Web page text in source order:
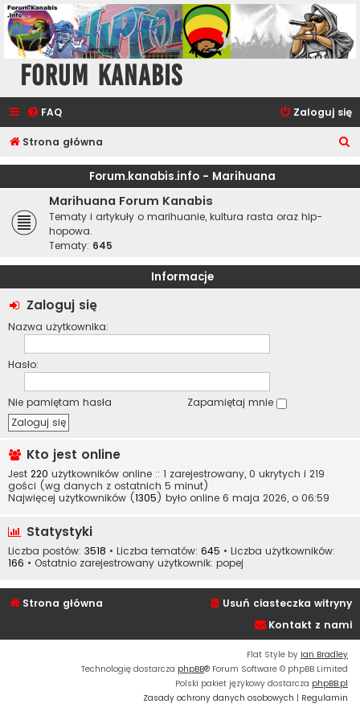
Forum Kanabis
FAQ Zaloguj się
Strona główna
z
Forum.kanabis.info - Marihuana
Marihuana Forum Kanabis
Tematy i artykuły o marihuanie, kultura rasta oraz hip-
hopowa.
Tematy: 645
Informacje
Zaloguj się
Nazwa użytkownika:
Hasło:
Nie pamiętam hasła Zapamiętaj mnie
Kto jest online
Jest 220 użytkowników online :: 1 zarejestrowany, 0 ukrytych i 219
gości (wg danych z ostatnich 5 minut)
Najwięcej użytkowników (1305) było online 6 maja 2026, o 06:59
Statystyki
Liczba postów: 3518 • Liczba tematów: 645 • Liczba użytkowników:
166 • Ostatnio zarejestrowany użytkownik: popej
Strona główna
Usuń ciasteczka witryny
Kontakt z nami
Flat Style by Ian Bradley
Technologię dostarcza phpBB® Forum Software © phpBB Limited
Polski pakiet językowy dostarcza phpBB.pl
Zasady ochrony danych osobowych | Regulamin